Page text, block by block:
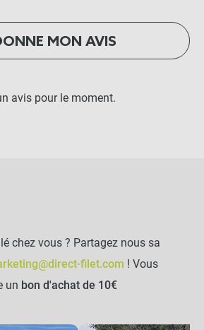
MON AVIS
avis pour le moment.
chez vous ? Partagez nous sa
filet.com ! Vous
un bon d'achat de 10€